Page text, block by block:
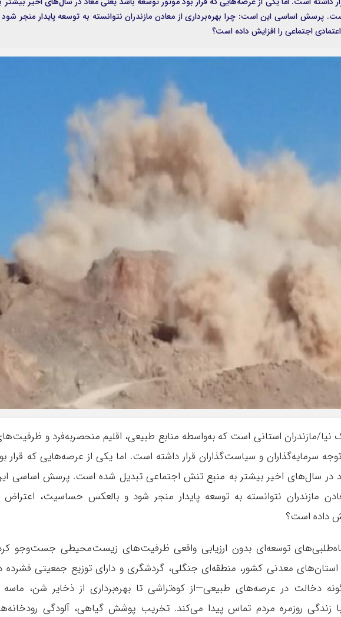
پرسش اساسی این است: چرا بهره‌برداری از معادن مازندران نتوانسته به توسعه پایدار منجر
اجتماعی را افزایش داده است؟
نیا/مازندران استانی است که به‌واسطه منابع طبیعی، اقلیم منحصر‌به‌فرد و
سرمایه‌گذاران و سیاست‌گذاران قرار داشته است. اما یکی از عرصه‌هایی که قرار
در سال‌های اخیر بیشتر به منبع تنش اجتماعی تبدیل شده است. پرسش اساسی
مازندران نتوانسته به توسعه پایدار منجر شود و بالعکس حساسیت، اعتراض
داده است؟
توسعه‌ای بدون ارزیابی واقعی ظرفیت‌های زیست‌محیطی جست‌وجو
استان‌های معدنی کشور، منطقه‌ای جنگلی، گردشگری و دارای توزیع جمعیتی فشرده
دخالت در عرصه‌های طبیعی—از کوه‌تراشی تا بهره‌برداری از ذخایر شن، ماسه
زندگی روزمره مردم تماس پیدا می‌کند. تخریب پوشش گیاهی، آلودگی